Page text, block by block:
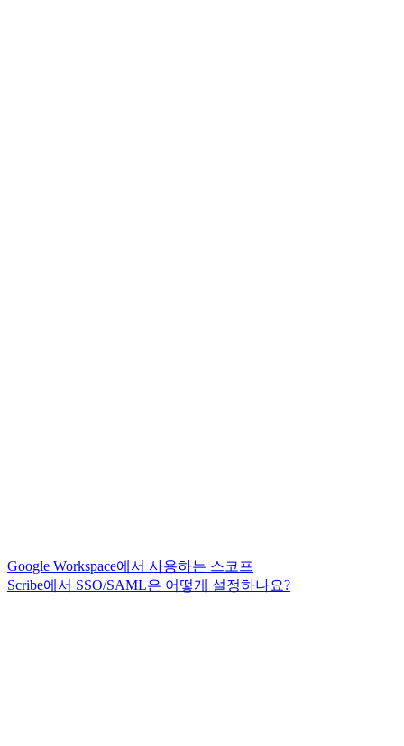
Google Workspace에서 사용하는 스코프
Scribe에서 SSO/SAML은 어떻게 설정하나요?